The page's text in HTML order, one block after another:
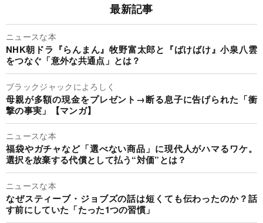
最新記事
ニュースな本
NHK朝ドラ『らんまん』牧野富太郎と『ばけばけ』小泉八雲
をつなぐ「意外な共通点」とは？
ブラックジャックによろしく
母親が多額の現金をプレゼント→断る息子に告げられた「衝
撃の事実」【マンガ】
ニュースな本
福袋やガチャなど「選べない商品」に現代人がハマるワケ。
選択を放棄する代償として払う“対価”とは？
ニュースな本
なぜスティーブ・ジョブズの話は短くても伝わったのか？話
す前にしていた「たった1つの習慣」